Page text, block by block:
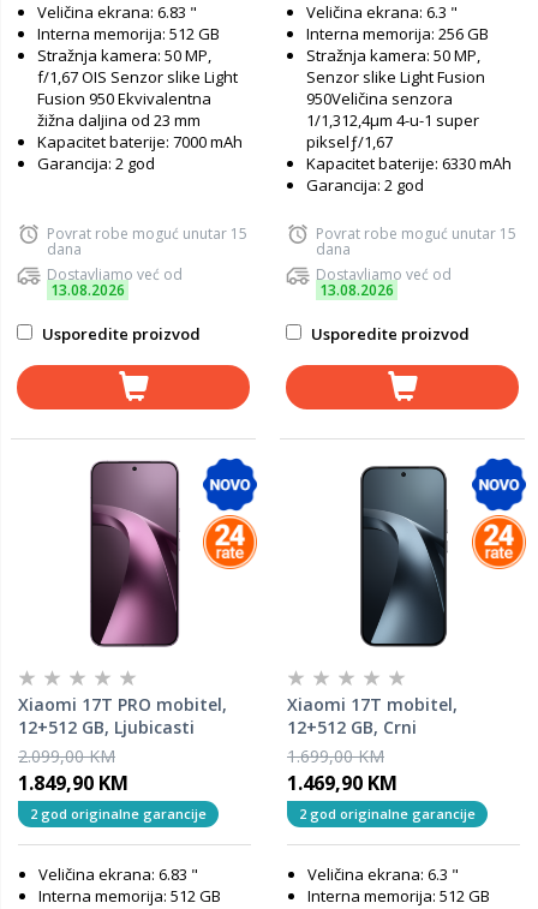
Veličina ekrana: 6.83 "
Interna memorija: 512 GB
Stražnja kamera: 50 MP,
f/1,67 OIS Senzor slike Light
Fusion 950 Ekvivalentna
žižna daljina od 23 mm
Kapacitet baterije: 7000 mAh
Garancija: 2 god
Povrat robe moguć unutar 15
dana
Dostavljamo već od
13.08.2026
Usporedite proizvod
Veličina ekrana: 6.3 "
Interna memorija: 256 GB
Stražnja kamera: 50 MP,
Senzor slike Light Fusion
950Veličina senzora
1/1,312,4μm 4-u-1 super
pikselƒ/1,67
Kapacitet baterije: 6330 mAh
Garancija: 2 god
Povrat robe moguć unutar 15
dana
Dostavljamo već od
13.08.2026
Usporedite proizvod
Xiaomi 17T PRO mobitel,
12+512 GB, Ljubicasti
2.099,00 KM
1.849,90 KM
2 god originalne garancije
Veličina ekrana: 6.83 "
Interna memorija: 512 GB
Xiaomi 17T mobitel,
12+512 GB, Crni
1.699,00 KM
1.469,90 KM
2 god originalne garancije
Veličina ekrana: 6.3 "
Interna memorija: 512 GB